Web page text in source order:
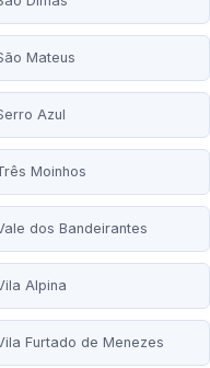
Mateus
Azul
Moinhos
dos Bandeirantes
Alpina
Furtado de Menezes